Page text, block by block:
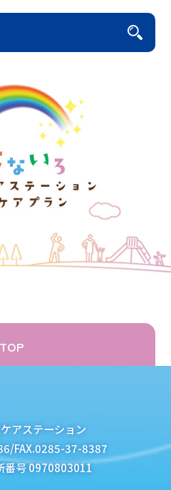
TOP
アステーション
FAX.0285-37-8387
番号 0970803011